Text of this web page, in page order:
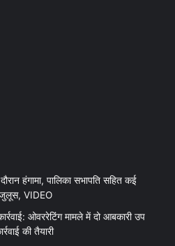
हंगामा, पालिका सभापति सहित कई
जुलूस, VIDEO
ओवररेटिंग मामले में दो आबकारी उप
की तैयारी